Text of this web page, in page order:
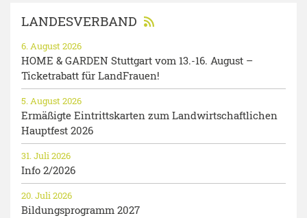
LANDESVERBAND
HOME & GARDEN Stuttgart vom 13.-16. August –
Ticketrabatt für LandFrauen!
6. August 2026
Ermäßigte Eintrittskarten zum Landwirtschaftlichen
Hauptfest 2026
5. August 2026
Info 2/2026
31. Juli 2026
Bildungsprogramm 2027
20. Juli 2026